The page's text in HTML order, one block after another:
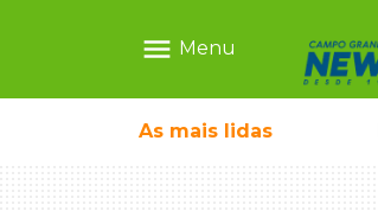
menu Menu
As mais lidas
crianças brasileiras